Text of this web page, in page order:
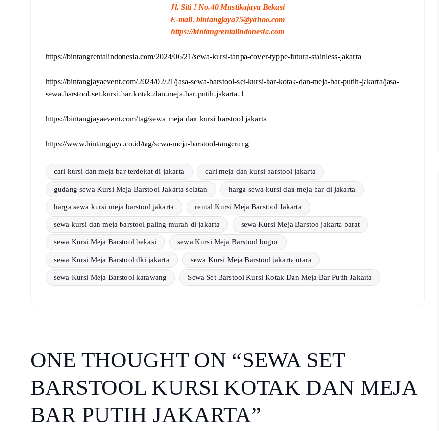
Jl. Siti I No.40 Mustikajaya Bekasi
E-mail. bintangjaya75@yahoo.com
https://bintangrentalindonesia.com
https://bintangrentalindonesia.com/2024/06/21/sewa-kursi-tanpa-cover-typpe-futura-stainless-jakarta
https://bintangjayaevent.com/2024/02/21/jasa-sewa-barstool-set-kursi-bar-kotak-dan-meja-bar-putih-jakarta/jasa-
sewa-barstool-set-kursi-bar-kotak-dan-meja-bar-putih-jakarta-1
https://bintangjayaevent.com/tag/sewa-meja-dan-kursi-barstool-jakarta
https://www.bintangjaya.co.id/tag/sewa-meja-barstool-tangerang
cari kursi dan meja bar terdekat di jakarta cari meja dan kursi barstool jakarta
gudang sewa Kursi Meja Barstool Jakarta selatan harga sewa kursi dan meja bar di jakarta
harga sewa kursi meja barstool jakarta rental Kursi Meja Barstool Jakarta
sewa kursi dan meja barstool paling murah di jakarta sewa Kursi Meja Barstoo jakarta barat
sewa Kursi Meja Barstool bekasi sewa Kursi Meja Barstool bogor
sewa Kursi Meja Barstool dki jakarta sewa Kursi Meja Barstool jakarta utara
sewa Kursi Meja Barstool karawang Sewa Set Barstool Kursi Kotak Dan Meja Bar Putih Jakarta
ONE THOUGHT ON “SEWA SET
BARSTOOL KURSI KOTAK DAN MEJA
BAR PUTIH JAKARTA”